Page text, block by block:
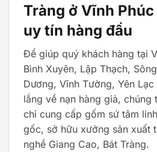
Tràng ở Vĩnh
uy tín hàng đầu
Để giúp quý khách hàng tại
Bình Xuyên, Lập Thạch,
Dương, Vĩnh Tường, Yên
lắng về nạn hàng giả, chúng
chỉ cung cấp gốm sứ tâm
gốc, sở hữu xưởng sản xuất
nghề Giang Cao, Bát Tràng.